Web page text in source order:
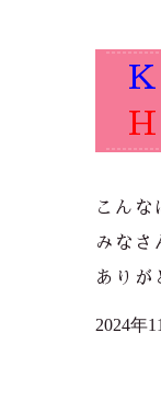
K
H
こん
みなさ
ありが
2024年